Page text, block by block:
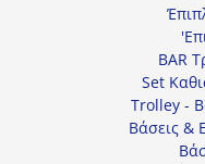
BAR
Set
Trolley -
Βάσεις &